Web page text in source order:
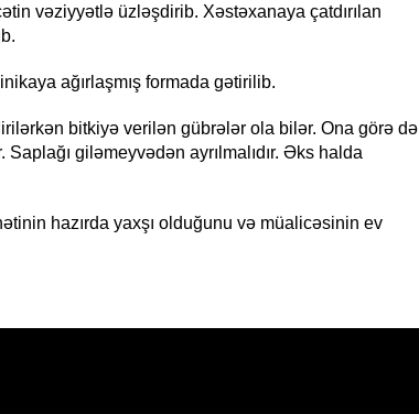
vəziyyətlə üzləşdirib. Xəstəxanaya çatdırılan
ağırlaşmış formada gətirilib.
bitkiyə verilən gübrələr ola bilər. Ona görə də
giləmeyvədən ayrılmalıdır. Əks halda
hazırda yaxşı olduğunu və müalicəsinin ev